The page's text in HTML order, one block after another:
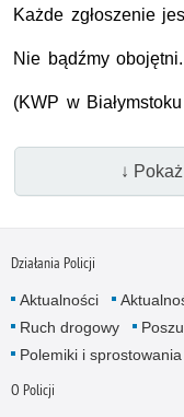
Każde zgłoszenie
Nie bądźmy obojętni.
(KWP w
↓
Działania Policji
Aktualności
Ruch drogowy
Polemiki i sprostowania
O Policji